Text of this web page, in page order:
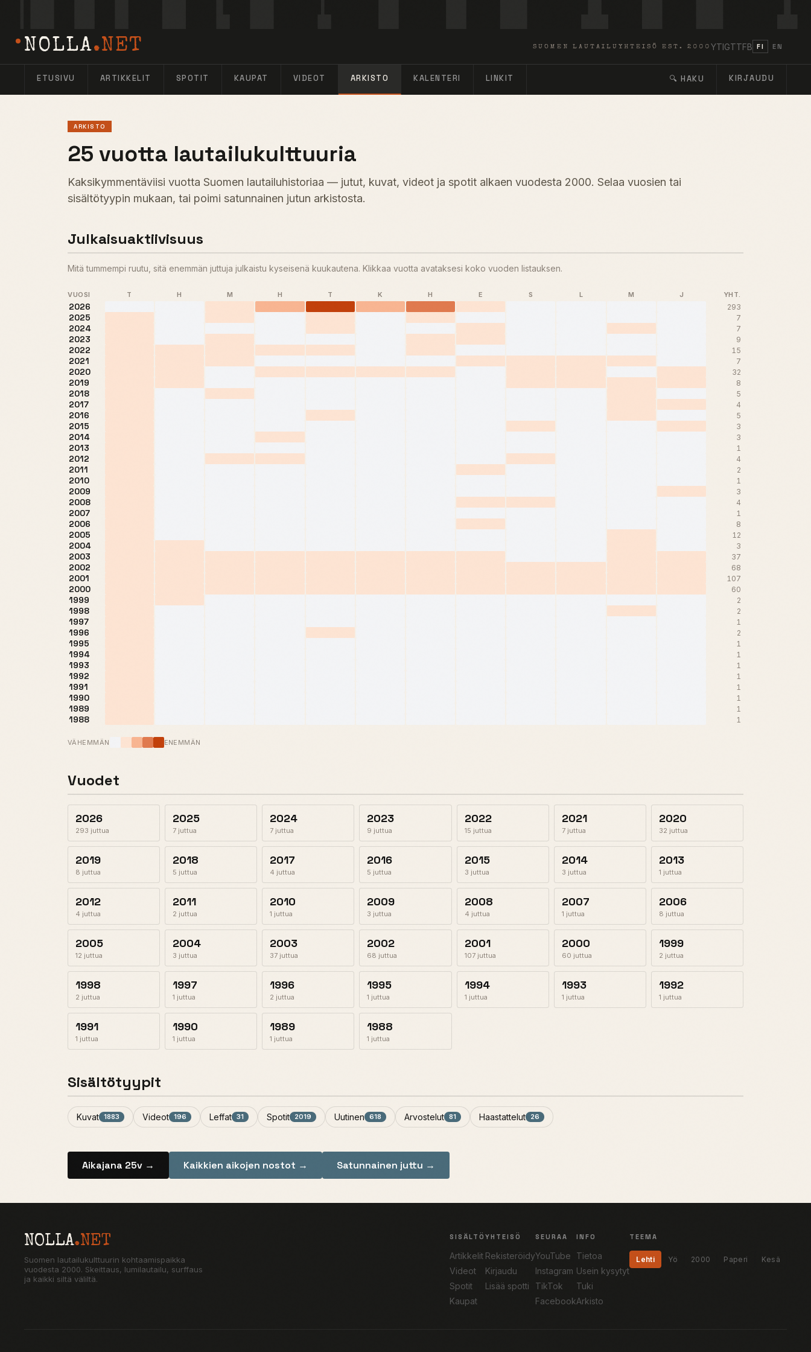
NOLLA.NET SUOMEN LAUTAILUYHTEISÖ EST. 2000 YTIGTTFB FI EN
ETUSIVU ARTIKKELIT SPOTIT KAUPAT VIDEOT ARKISTO KALENTERI LINKIT 🔍 HAKU KIRJAUDU
ARKISTO
25 vuotta lautailukulttuuria
Kaksikymmentäviisi vuotta Suomen lautailuhistoriaa — jutut, kuvat, videot ja spotit alkaen vuodesta 2000. Selaa vuosien tai
sisältötyypin mukaan, tai poimi satunnainen jutun arkistosta.
Julkaisuaktiivisuus
Mitä tummempi ruutu, sitä enemmän juttuja julkaistu kyseisenä kuukautena. Klikkaa vuotta avataksesi koko vuoden listauksen.
VUOSI T H M H T K H E S L M J YHT.
2026 293
2025 7
2024 7
2023 9
2022 15
2021 7
2020 32
2019 8
2018 5
2017 4
2016 5
2015 3
2014 3
2013 1
2012 4
2011 2
2010 1
2009 3
2008 4
2007 1
2006 8
2005 12
2004 3
2003 37
2002 68
2001 107
2000 60
1999 2
1998 2
1997 1
1996 2
1995 1
1994 1
1993 1
1992 1
1991 1
1990 1
1989 1
1988 1
VÄHEMMÄN ENEMMÄN
Vuodet
2026
293 juttua
2025
7 juttua
2024
7 juttua
2023
9 juttua
2022
15 juttua
2021
7 juttua
2020
32 juttua
2019
8 juttua
2018
5 juttua
2017
4 juttua
2016
5 juttua
2015
3 juttua
2014
3 juttua
2013
1 juttua
2012
4 juttua
2011
2 juttua
2010
1 juttua
2009
3 juttua
2008
4 juttua
2007
1 juttua
2006
8 juttua
2005
12 juttua
2004
3 juttua
2003
37 juttua
2002
68 juttua
2001
107 juttua
2000
60 juttua
1999
2 juttua
1998
2 juttua
1997
1 juttua
1996
2 juttua
1995
1 juttua
1994
1 juttua
1993
1 juttua
1992
1 juttua
1991
1 juttua
1990
1 juttua
1989
1 juttua
1988
1 juttua
Sisältötyypit
Kuvat 1883 Videot 196 Leffat 31 Spotit 2019 Uutinen 618 Arvostelut 81 Haastattelut 26
Aikajana 25v → Kaikkien aikojen nostot → Satunnainen juttu →
NOLLA.NET
Suomen lautailukulttuurin kohtaamispaikka
vuodesta 2000. Skeittaus, lumilautailu, surffaus
ja kaikki siltä väliltä.
SISÄLTÖ
Artikkelit
Videot
Spotit
Kaupat
YHTEISÖ
Rekisteröidy
Kirjaudu
Lisää spotti
SEURAA
YouTube
Instagram
TikTok
Facebook
INFO
Tietoa
Usein kysytyt
Tuki
Arkisto
TEEMA
Lehti Yö 2000 Paperi Kesä